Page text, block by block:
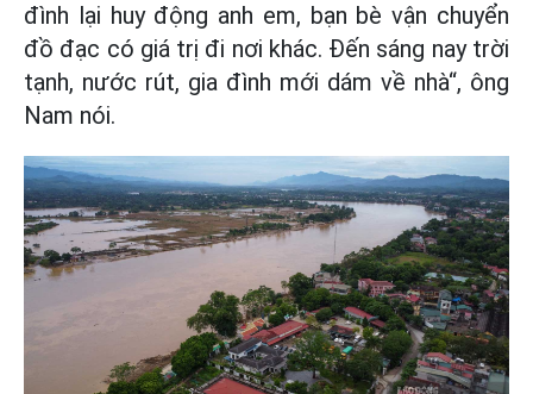
đình lại huy động anh em, bạn bè vận chuyển
đồ đạc có giá trị đi nơi khác. Đến sáng nay trời
tạnh, nước rút, gia đình mới dám về nhà“, ông
Nam nói.